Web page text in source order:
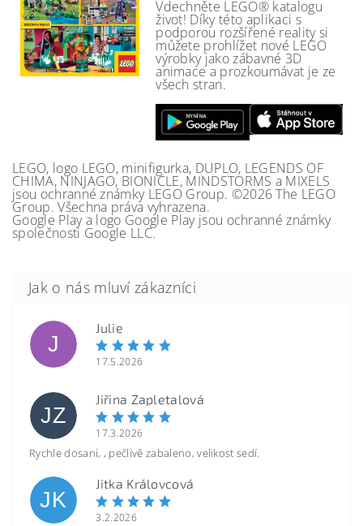
Vdechněte LEGO® katalogu
život! Díky této aplikaci s
podporou rozšířené reality si
můžete prohlížet nové LEGO
výrobky jako zábavné 3D
animace a prozkoumávat je ze
všech stran.
LEGO, logo LEGO, minifigurka, DUPLO, LEGENDS OF
CHIMA, NINJAGO, BIONICLE, MINDSTORMS a MIXELS
jsou ochranné známky LEGO Group. ©2026 The LEGO
Group. Všechna práva vyhrazena.
Google Play a logo Google Play jsou ochranné známky
společnosti Google LLC.
J
Julie
17.5.2026
JZ
Jiřina Zapletalová
17.3.2026
Rychle dosani, , pečlivě zabaleno, velikost sedí.
JK
Jitka Královcová
3.2.2026